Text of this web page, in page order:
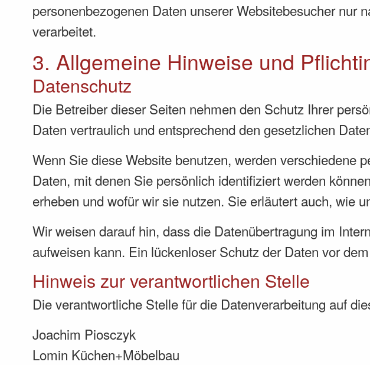
personenbezogenen Daten unserer Websitebesucher nur
verarbeitet.
3. Allgemeine Hinweise und
Datenschutz
Die Betreiber dieser Seiten nehmen den Schutz Ihrer
Daten vertraulich und entsprechend den gesetzlichen
Wenn Sie diese Website benutzen, werden verschiedene
Daten, mit denen Sie persönlich identifiziert werden
erheben und wofür wir sie nutzen. Sie erläutert auch, wie
Wir weisen darauf hin, dass die Datenübertragung im
aufweisen kann. Ein lückenloser Schutz der Daten vor
Hinweis zur verantwortlichen Stelle
Die verantwortliche Stelle für die Datenverarbeitung auf
Joachim Piosczyk
Lomin Küchen+Möbelbau